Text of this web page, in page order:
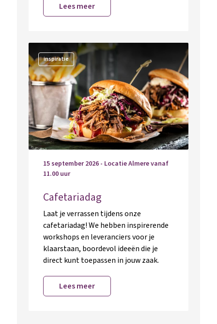
Lees meer
inspiratie
15 september 2026 - Locatie Almere vanaf
11.00 uur
Cafetariadag
Laat je verrassen tijdens onze
cafetariadag! We hebben inspirerende
workshops en leveranciers voor je
klaarstaan, boordevol ideeën die je
direct kunt toepassen in jouw zaak.
Lees meer